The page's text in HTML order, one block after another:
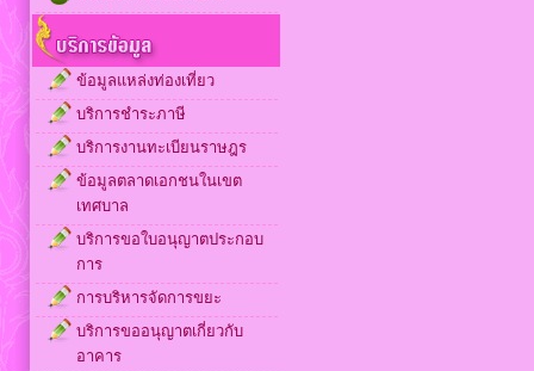
ข้อมูลแหล่งท่องเที่ยว
บริการชำระภาษี
บริการงานทะเบียนราษฎร
ข้อมูลตลาดเอกชนในเขต
เทศบาล
บริการขอใบอนุญาตประกอบ
การ
การบริหารจัดการขยะ
บริการขออนุญาตเกี่ยวกับ
อาคาร